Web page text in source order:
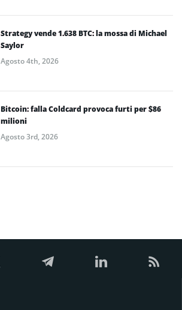
Strategy vende 1.638 BTC: la mossa di Michael
Saylor
Agosto 4th, 2026
Bitcoin: falla Coldcard provoca furti per $86
milioni
Agosto 3rd, 2026